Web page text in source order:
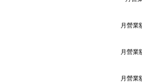
月營業
月營業
月營業